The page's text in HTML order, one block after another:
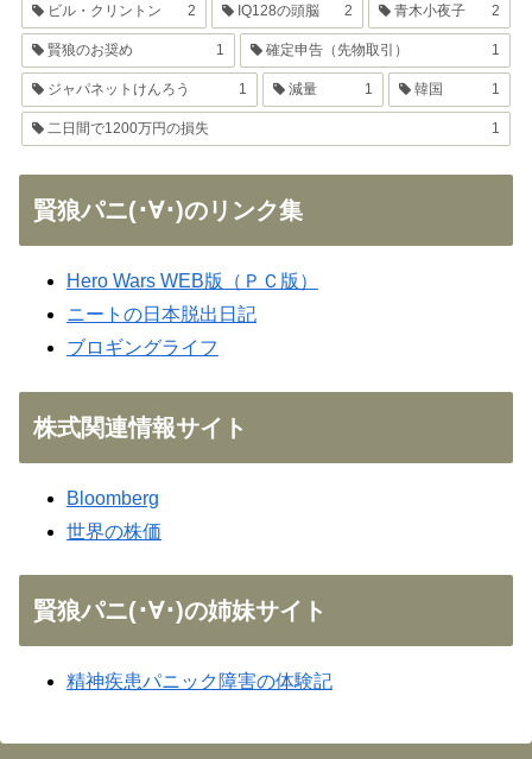
ビル・クリントン 2 IQ128の頭脳 2 青木小夜子 2
賢狼のお奨め 1 確定申告（先物取引） 1
ジャパネットけんろう 1 減量 1 韓国 1
二日間で1200万円の損失 1
賢狼パニ(･∀･)のリンク集
Hero Wars WEB版（ＰＣ版）
ニートの日本脱出日記
ブロギングライフ
株式関連情報サイト
Bloomberg
世界の株価
賢狼パニ(･∀･)の姉妹サイト
精神疾患パニック障害の体験記